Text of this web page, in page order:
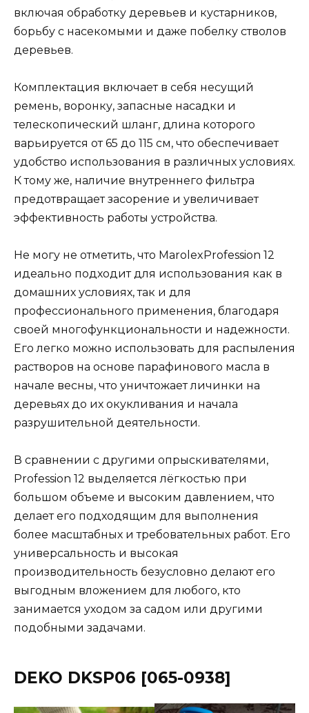
включая обработку деревьев и кустарников,
борьбу с насекомыми и даже побелку стволов
деревьев.
Комплектация включает в себя несущий
ремень, воронку, запасные насадки и
телескопический шланг, длина которого
варьируется от 65 до 115 см, что обеспечивает
удобство использования в различных условиях.
К тому же, наличие внутреннего фильтра
предотвращает засорение и увеличивает
эффективность работы устройства.
Не могу не отметить, что MarolexProfession 12
идеально подходит для использования как в
домашних условиях, так и для
профессионального применения, благодаря
своей многофункциональности и надежности.
Его легко можно использовать для распыления
растворов на основе парафинового масла в
начале весны, что уничтожает личинки на
деревьях до их окукливания и начала
разрушительной деятельности.
В сравнении с другими опрыскивателями,
Profession 12 выделяется лёгкостью при
большом объеме и высоким давлением, что
делает его подходящим для выполнения
более масштабных и требовательных работ. Его
универсальность и высокая
производительность безусловно делают его
выгодным вложением для любого, кто
занимается уходом за садом или другими
подобными задачами​​​​.
DEKO DKSP06 [065-0938]